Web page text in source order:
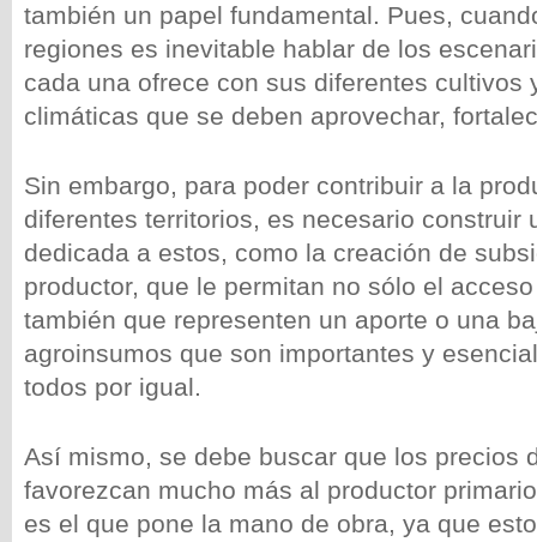
también un papel fundamental. Pues,
regiones es inevitable hablar de los
cada una ofrece con sus diferentes cultivos
climáticas que se deben aprovechar,
Sin embargo, para poder contribuir a la
diferentes territorios, es necesario construir
dedicada a estos, como la creación de
productor, que le permitan no sólo el
también que representen un aporte o una
agroinsumos que son importantes y
todos por igual.
Así mismo, se debe buscar que los precios
favorezcan mucho más al productor
es el que pone la mano de obra, ya que